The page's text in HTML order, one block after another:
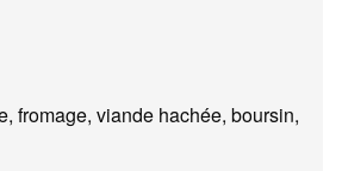
fromage, viande hachée, boursin,